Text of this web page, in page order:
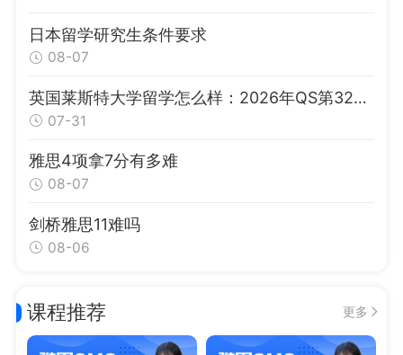
日本留学研究生条件要求
08-07
英国莱斯特大学留学怎么样：2026年QS第326位、DNA指纹技术发源地与申请指南
07-31
雅思4项拿7分有多难
08-07
剑桥雅思11难吗
08-06
课程推荐 更多